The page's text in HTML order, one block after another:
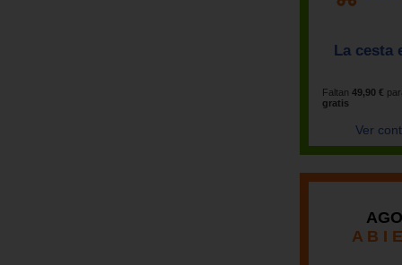
La cesta
Faltan 49,90 €
gratis
Ver
A B I